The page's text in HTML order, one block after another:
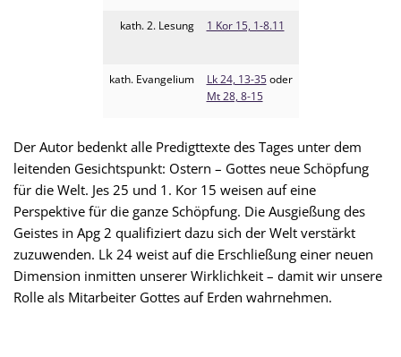
kath. 2. Lesung
kath. Evangelium
1 Kor 15, 1-8.11
Lk 24, 13-35oder
Mt 28, 8-15
Der Autor bedenkt alle Predigttexte des Tages unter dem
leitenden Gesichtspunkt: Ostern – Gottes neue Schöpfung
für die Welt. Jes 25 und 1. Kor 15 weisen auf eine
Perspektive für die ganze Schöpfung. Die Ausgießung des
Geistes in Apg 2 qualifiziert dazu sich der Welt verstärkt
zuzuwenden. Lk 24 weist auf die Erschließung einer neuen
Dimension inmitten unserer Wirklichkeit – damit wir unsere
Rolle als Mitarbeiter Gottes auf Erden wahrnehmen.